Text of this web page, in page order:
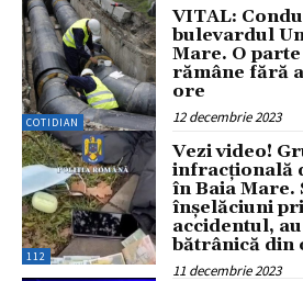
COTIDIAN
VITAL:
bulevardul
Mare. O
rămâne fără
ore
12 decembrie 2023
112
Vezi video!
infracțională
în Baia Mare.
înșelăciuni
accidentul,
bătrânică din
11 decembrie 2023